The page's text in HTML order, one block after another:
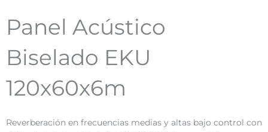
Panel Acústico
Biselado EKU
120x60x6m
Reverberación en frecuencias medias y altas bajo control con